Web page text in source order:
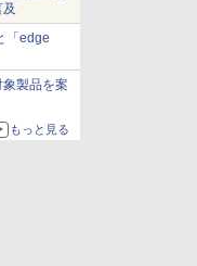
「edge
製品を案
もっと見る